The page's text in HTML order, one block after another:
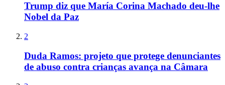
Trump diz que María Corina Machado deu-lhe
Nobel da Paz
2
Duda Ramos: projeto que protege denunciantes
de abuso contra crianças avança na Câmara